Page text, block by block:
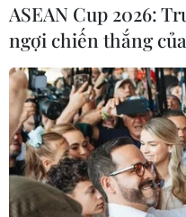
ASEAN Cup 2026:
ngợi chiến thắng